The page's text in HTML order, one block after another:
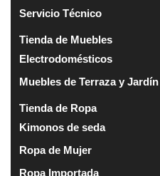
Servicio Técnico
Tienda de Muebles
Electrodomésticos
Muebles de Terraza y Jardín
Tienda de Ropa
Kimonos de seda
Ropa de Mujer
Ropa Importada